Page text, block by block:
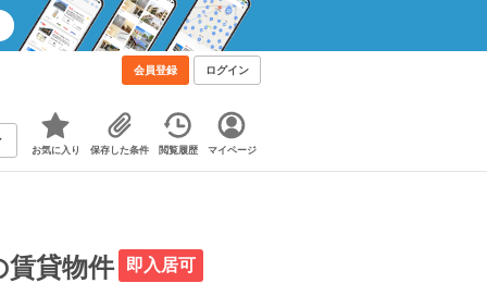
会員登録 ログイン
お気に入り 保存した条件 閲覧履歴 マイページ
賃貸物件 即入居可